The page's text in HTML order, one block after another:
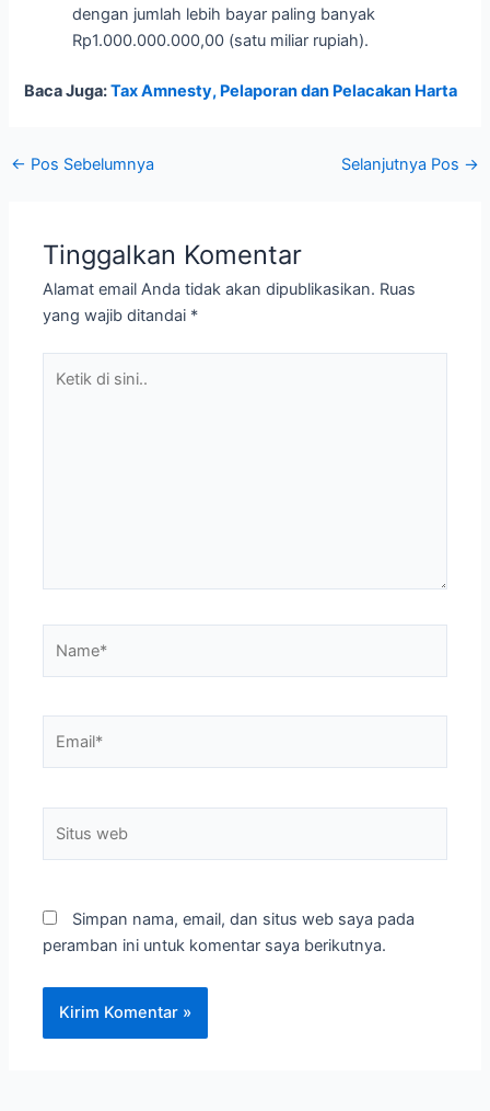
dengan jumlah lebih bayar paling banyak
Rp1.000.000.000,00 (satu miliar rupiah).
Baca Juga:Tax Amnesty, Pelaporan dan Pelacakan Harta
← Pos Sebelumnya Selanjutnya Pos →
Tinggalkan Komentar
Alamat email Anda tidak akan dipublikasikan. Ruas
yang wajib ditandai *
web
Simpan nama, email, dan situs web saya pada
peramban ini untuk komentar saya berikutnya.